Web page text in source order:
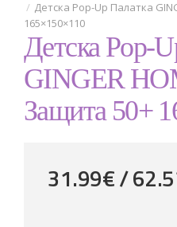
Детска Pop-Up Палатка
165×150×110
Детска Pop-
GINGER
Защита 50+
31.99€ / 62.